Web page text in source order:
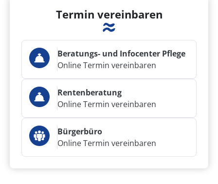
Termin vereinbaren
Beratungs- und Infocenter Pflege
Online Termin vereinbaren
Rentenberatung
Online Termin vereinbaren
Bürgerbüro
Online Termin vereinbaren